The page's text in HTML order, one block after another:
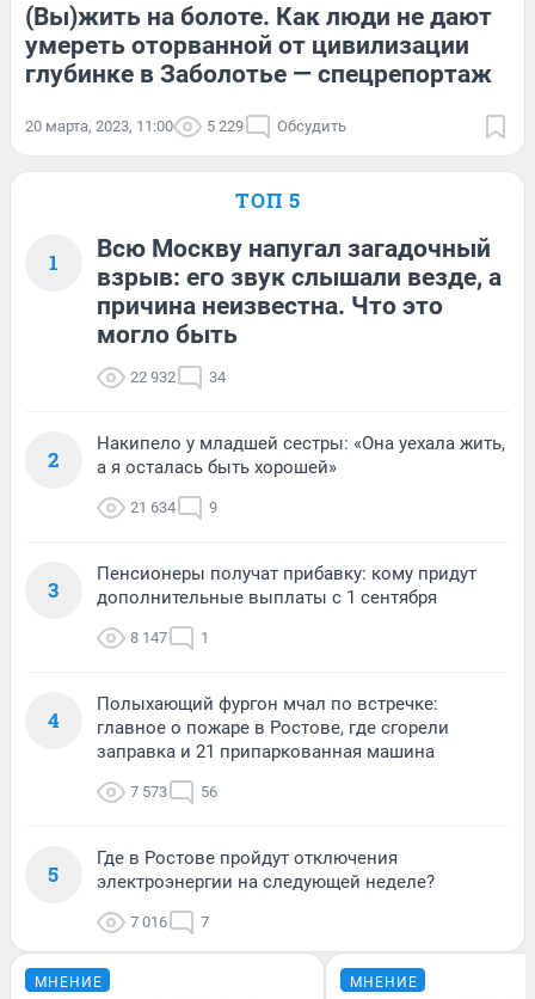
(Вы)жить на болоте. Как люди не дают
умереть оторванной от цивилизации
глубинке в Заболотье — спецрепортаж
20 марта, 2023, 11:00 5 229 Обсудить
ТОП 5
1
Всю Москву напугал загадочный
взрыв: его звук слышали везде, а
причина неизвестна. Что это
могло быть
22 932 34
2
Накипело у младшей сестры: «Она уехала жить,
а я осталась быть хорошей»
21 634 9
3
Пенсионеры получат прибавку: кому придут
дополнительные выплаты с 1 сентября
8 147 1
4
Полыхающий фургон мчал по встречке:
главное о пожаре в Ростове, где сгорели
заправка и 21 припаркованная машина
7 573 56
5
Где в Ростове пройдут отключения
электроэнергии на следующей неделе?
7 016 7
МНЕНИЕ МНЕНИЕ